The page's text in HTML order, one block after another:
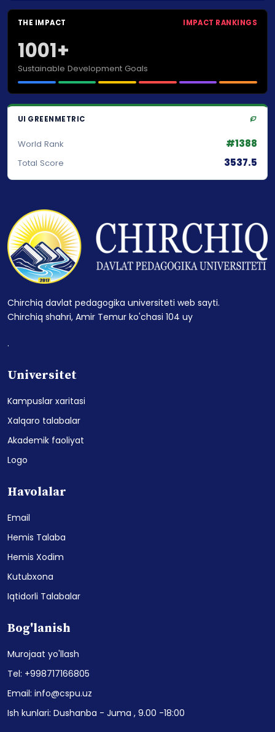
THE IMPACT IMPACT RANKINGS
1001+
Sustainable Development Goals
UI GREENMETRIC
World Rank #1388
Total Score 3537.5
Chirchiq davlat pedagogika universiteti web sayti.
Chirchiq shahri, Amir Temur ko'chasi 104 uy
.
Universitet
Kampuslar xaritasi
Xalqaro talabalar
Akademik faoliyat
Logo
Havolalar
Email
Hemis Talaba
Hemis Xodim
Kutubxona
Iqtidorli Talabalar
Bog'lanish
Murojaat yo'llash
Tel: +998717166805
Email: info@cspu.uz
Ish kunlari: Dushanba - Juma , 9.00 -18:00